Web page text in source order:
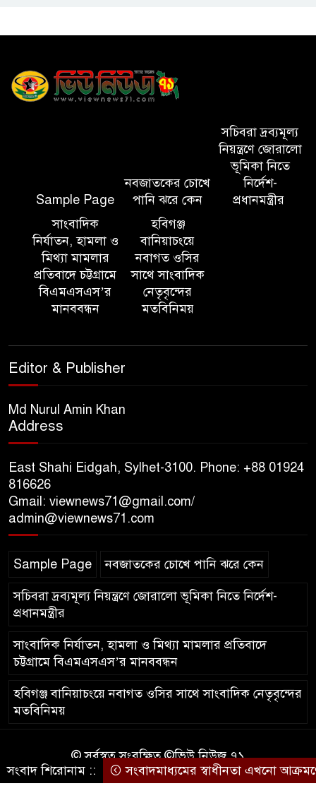
ঢাকা-সিলেট মহাসড়কে দুটি
নিহত ৯, পরিবারকে আর্থিক সহযোগিতা
‘জাতীয় প্রবাসী দিবস’ উদযাপনের
লক্ষ্যে আন্তঃমন্ত্রণালয় সভা অনুষ্ঠিত
সিলেট ইসলামিক ফাউন্ডেশনে
জুলাই গণঅভ্যুত্থান দিবস ২০২৬
উপলক্ষ্যে আলোচনা সভা ও দু’আ
মাহফিল
পরিবেশ রক্ষায় ব্যক্তিগত উদ্যোগ
সমাজের জন্য অনুকরণীয় মডেল-
বিভাগীয় কমিশনার
সিলেট মেট্রোপলিটন পুলিশ
শহীদদের প্রতি গভীর শ্রদ্ধা নিবেদন করেন
মামলায় এক বছরের সাজা
‘সমন্বিত উদ্যোগেই গড়ে উঠবে
আধুনিক সিলেট’ – বাণিজ্যমন্ত্রী
ত্রিতরঙ্গের বাদল সাঁঝের বর্ণাঢ্য
আয়োজন ‘শ্রাবনের মেঘগুলো’
Sample Page
নবজাতকের চোখে
পানি ঝরে কেন
সচিবরা দ্রব্যমূল্য
নিয়ন্ত্রণে জোরালো
ভূমিকা নিতে
নির্দেশ-
প্রধানমন্ত্রীর
সাংবাদিক
নির্যাতন, হামলা ও
মিথ্যা মামলার
প্রতিবাদে চট্টগ্রামে
বিএমএসএস’র
মানববন্ধন
হবিগঞ্জ
বানিয়াচংয়ে
নবাগত ওসির
সাথে সাংবাদিক
নেতৃবৃন্দের
মতবিনিময়
Editor & Publisher
Md Nurul Amin Khan
Address
East Shahi Eidgah, Sylhet-3100. Phone: +88 01924
816626
Gmail: viewnews71@gmail.com/
admin@viewnews71.com
Sample Page নবজাতকের চোখে পানি ঝরে কেন
সচিবরা দ্রব্যমূল্য নিয়ন্ত্রণে জোরালো ভূমিকা নিতে নির্দেশ-
প্রধানমন্ত্রীর
সাংবাদিক নির্যাতন, হামলা ও মিথ্যা মামলার প্রতিবাদে
চট্টগ্রামে বিএমএসএস’র মানববন্ধন
হবিগঞ্জ বানিয়াচংয়ে নবাগত ওসির সাথে সাংবাদিক নেতৃবৃন্দের
মতবিনিময়
© সর্বস্বত্ব সংরক্ষিত ©ভিউ নিউজ ৭১
কারিগরি সহযোগিতায়ঃআইটিপল্লী
সংবাদ শিরোনাম :: সংবাদমাধ্যমের স্বাধীনতা এখনো